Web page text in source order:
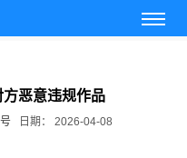
恶意违规作品
日期： 2026-04-08